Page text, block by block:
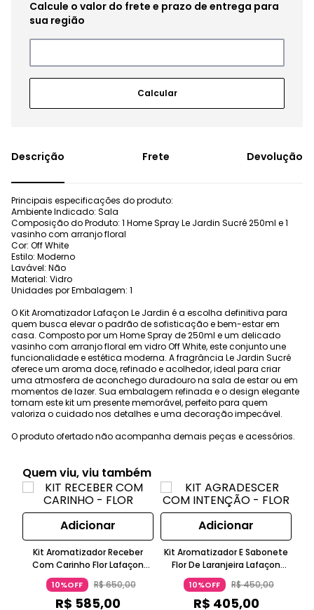
Frete Devolução
Principais especificações do produto:
Ambiente Indicado: Sala
Composição do Produto: 1 Home Spray Le Jardin Sucré 250ml e 1
vasinho com arranjo floral
Cor: Off White
Estilo: Moderno
Lavável: Não
Material: Vidro
Unidades por Embalagem: 1
O Kit Aromatizador Lafaçon Le Jardin é a escolha definitiva para
quem busca elevar o padrão de sofisticação e bem-estar em
casa. Composto por um Home Spray de 250ml e um delicado
vasinho com arranjo floral em vidro Off White, este conjunto une
funcionalidade e estética moderna. A fragrância Le Jardin Sucré
oferece um aroma doce, refinado e acolhedor, ideal para criar
uma atmosfera de aconchego duradouro na sala de estar ou em
momentos de lazer. Sua embalagem refinada e o design elegante
tornam este kit um presente memorável, perfeito para quem
valoriza o cuidado nos detalhes e uma decoração impecável.
O produto ofertado não acompanha demais peças e acessórios.
Quem viu, viu também
Adicionar
Kit Aromatizador Receber
Com Carinho Flor Lafaçon
Tecido Off White
10%OFF R$650,00
R$ 585,00
Adicionar
Kit Aromatizador E Sabonete
Flor De Laranjeira Lafaçon
Vidro Off White
10%OFF R$450,00
R$ 405,00